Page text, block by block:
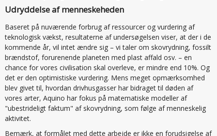
Udryddelse af menneskeheden
Baseret på nuværende forbrug af ressourcer og vurdering af
teknologisk vækst, resultaterne af undersøgelsen viser, at der i de
kommende år, vil intet ændre sig – vi taler om skovrydning, fossilt
brændstof, forurenende planeten med plast affald osv. – en
chance for vores civilisation skal overleve, er mindre end 10%. Og
det er den optimistiske vurdering. Mens meget opmærksomhed
blev givet til, hvordan drivhusgasser har bidraget til døden af
vores arter, Aquino har fokus på matematiske modeller af
"ubestrideligt faktum" af skovrydning, som følge af menneskelig
aktivitet.
Bemærk, at formålet med dette arbejde er ikke en forudsigelse af